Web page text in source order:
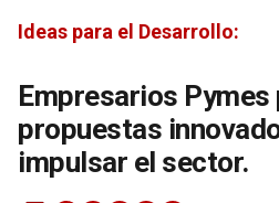
Ideas para el Desarrollo:
Empresarios
propuestas
impulsar el sector.